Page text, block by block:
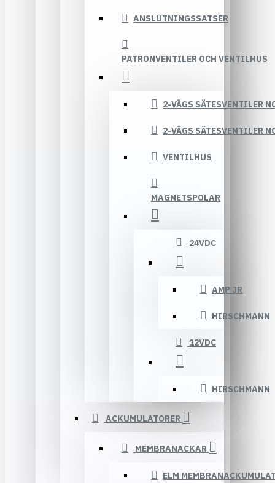
ANSLUTNINGSSATSER
PATRONVENTILER OCH VENTILHUS
2-VÄGS SÄTESVENTILER
2-VÄGS SÄTESVENTILER
VENTILHUS
MAGNETSPOLAR
24VDC
AMP JR
HIRSCHMANN
12VDC
HIRSCHMANN
ACKUMULATORER
MEMBRANACKAR
ELM